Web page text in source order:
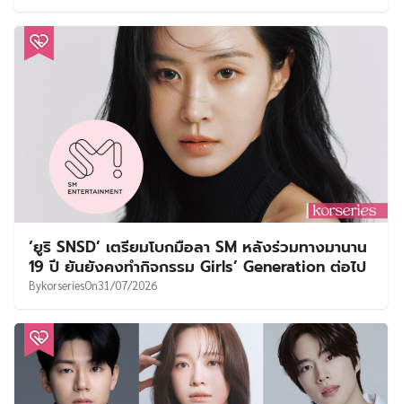
‘ยูริ SNSD’ เตรียมโบกมือลา SM หลังร่วมทางมานาน
19 ปี ยันยังคงทำกิจกรรม Girls’ Generation ต่อไป
BykorseriesOn31/07/2026